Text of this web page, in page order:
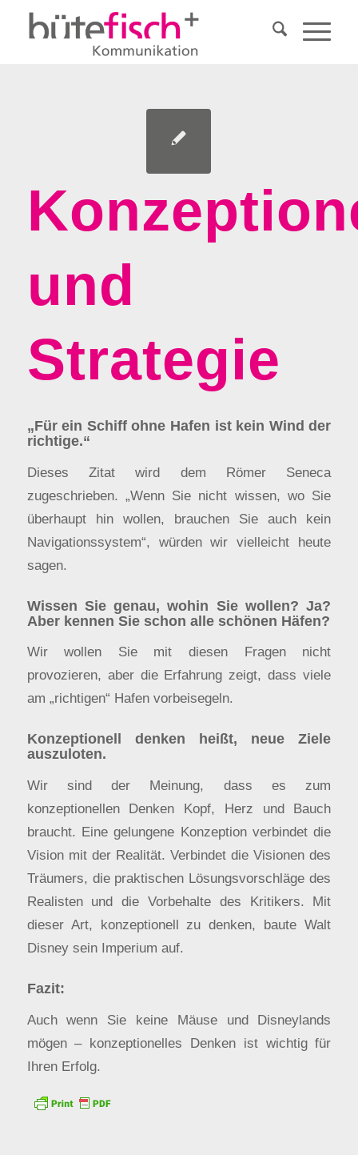
und
Strategie
„Für ein Schiff ohne Hafen ist kein Wind der
richtige.“
Dieses Zitat wird dem Römer Seneca
zugeschrieben. „Wenn Sie nicht wissen, wo Sie
überhaupt hin wollen, brauchen Sie auch kein
Navigationssystem“, würden wir vielleicht heute
sagen.
Wissen Sie genau, wohin Sie wollen? Ja?
Aber kennen Sie schon alle schönen Häfen?
Wir wollen Sie mit diesen Fragen nicht
provozieren, aber die Erfahrung zeigt, dass viele
am „richtigen“ Hafen vorbeisegeln.
Konzeptionell denken heißt, neue Ziele
auszuloten.
Wir sind der Meinung, dass es zum
konzeptionellen Denken Kopf, Herz und Bauch
braucht. Eine gelungene Konzeption verbindet die
Vision mit der Realität. Verbindet die Visionen des
Träumers, die praktischen Lösungsvorschläge des
Realisten und die Vorbehalte des Kritikers. Mit
dieser Art, konzeptionell zu denken, baute Walt
Disney sein Imperium auf.
Fazit:
Auch wenn Sie keine Mäuse und Disneylands
mögen – konzeptionelles Denken ist wichtig für
Ihren Erfolg.